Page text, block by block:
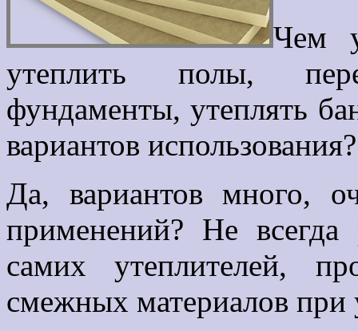
Чем
утеплить полы,
фундаменты, утеплять
вариантов использования?
Да, вариантов много,
применений? Не всегда
самих утеплителей,
смежных материалов при